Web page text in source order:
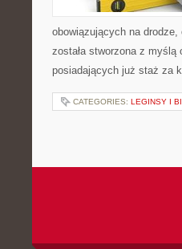
obowiązujących na
została stworzona z
posiadających już staż za
CATEGORIES: LEGINSY I